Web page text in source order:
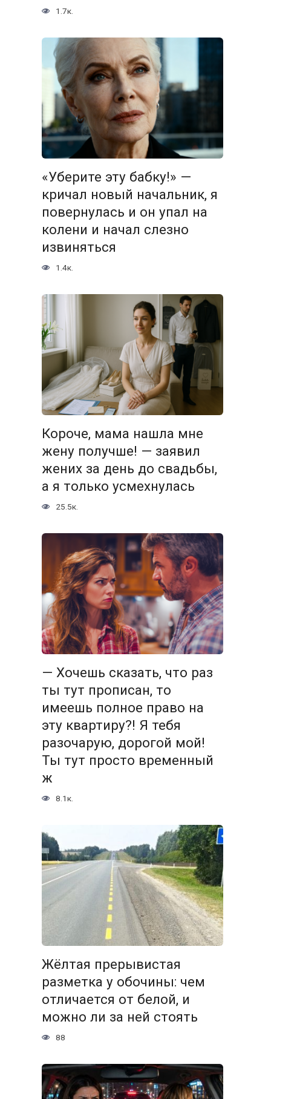
1.7к.
«Уберите эту бабку!» —
кричал новый начальник, я
повернулась и он упал на
колени и начал слезно
извиняться
1.4к.
Короче, мама нашла мне
жену получше! — заявил
жених за день до свадьбы,
а я только усмехнулась
25.5к.
— Хочешь сказать, что раз
ты тут прописан, то
имеешь полное право на
эту квартиру?! Я тебя
разочарую, дорогой мой!
Ты тут просто временный
ж
8.1к.
Жёлтая прерывистая
разметка у обочины: чем
отличается от белой, и
можно ли за ней стоять
88